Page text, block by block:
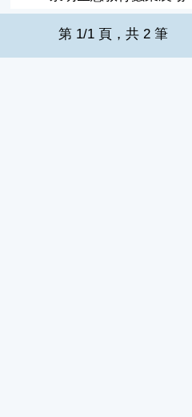
第 1/1 頁，共 2 筆